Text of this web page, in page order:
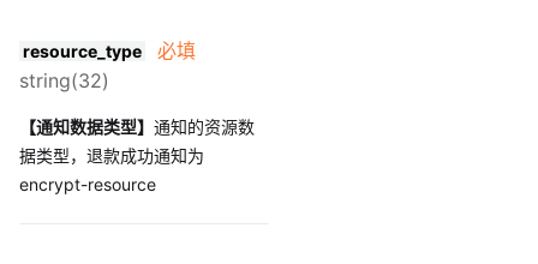
resource_type
必填
string(32)
【通知数据类型】 通知的资源数
据类型，退款成功通知为
encrypt-resource